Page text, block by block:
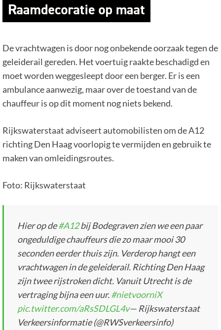
De vrachtwagen is door nog onbekende oorzaak tegen de
geleiderail gereden. Het voertuig raakte beschadigd en
moet worden weggesleept door een berger. Er is een
ambulance aanwezig, maar over de toestand van de
chauffeur is op dit moment nog niets bekend.
Rijkswaterstaat adviseert automobilisten om de A12
richting Den Haag voorlopig te vermijden en gebruik te
maken van omleidingsroutes.
Foto: Rijkswaterstaat
Hier op de#A12bij Bodegraven zien we een paar
ongeduldige chauffeurs die zo maar mooi 30
seconden eerder thuis zijn. Verderop hangt een
vrachtwagen in de geleiderail. Richting Den Haag
zijn twee rijstroken dicht. Vanuit Utrecht is de
vertraging bijna een uur.#nietvoorniX
pic.twitter.com/aRsSDLGL4v— Rijkswaterstaat
Verkeersinformatie (@RWSverkeersinfo)